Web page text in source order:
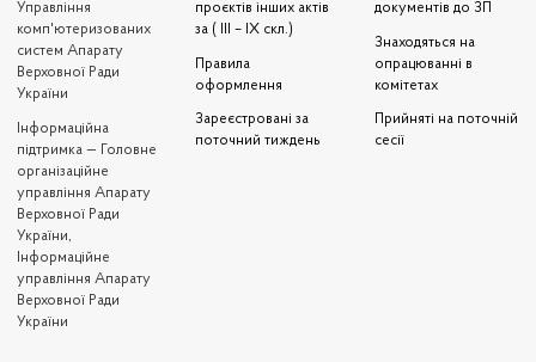
Управління
комп'ютеризованих
систем Апарату
Верховної Ради
України
Iнформаційна
підтримка — Головне
організаційне
управління Апарату
Верховної Ради
України,
Інформаційне
управління Апарату
Верховної Ради
України
проєктів інших актів
за ( III – IX скл.)
Правила
оформлення
Зареєстровані за
поточний тиждень
документів до ЗП
Знаходяться на
опрацюванні в
комітетах
Прийняті на поточній
сесії